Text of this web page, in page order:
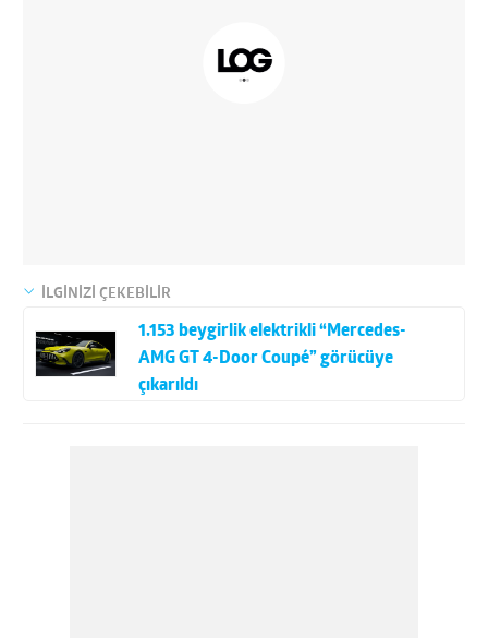
İLGİNİZİ ÇEKEBİLİR
1.153 beygirlik elektrikli “Mercedes-
AMG GT 4-Door Coupé” görücüye
çıkarıldı